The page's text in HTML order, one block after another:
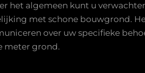
het algemeen kunt u
met schone bouwgrond.
over uw specifieke
meter grond.